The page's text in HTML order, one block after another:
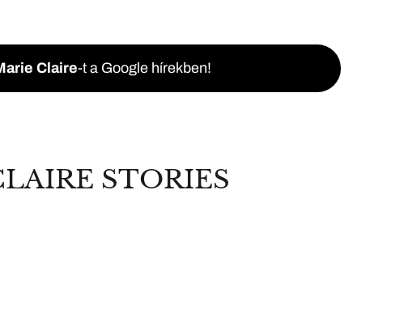
Claire-t a Google hírekben!
STORIES